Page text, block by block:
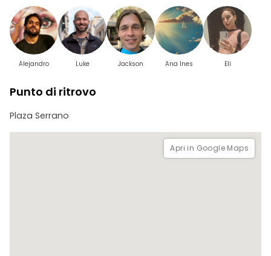
- Palermo Viejo
- Bar Desarmadero
Questa visita è guidata da: LUKE.
Alejandro Luke Jackson Ana Ines Eli
Punto di ritrovo
Plaza Serrano
Apri in Google Maps